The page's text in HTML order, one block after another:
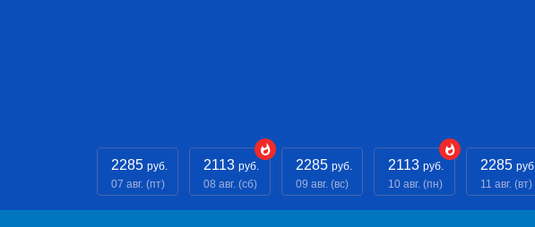
2285 руб.
07 авг. (пт)
2113 руб.
08 авг. (сб)
2285 руб.
09 авг. (вс)
2113 руб.
10 авг. (пн)
2285 руб.
11 авг. (вт)